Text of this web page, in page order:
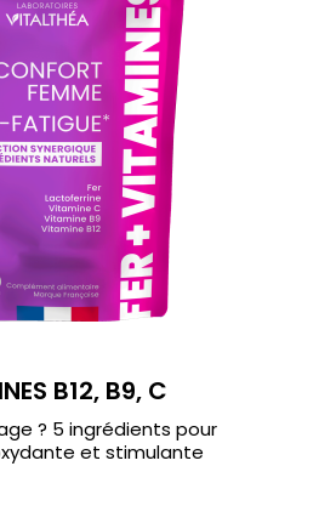
B12, B9, C
? 5 ingrédients pour
et stimulante